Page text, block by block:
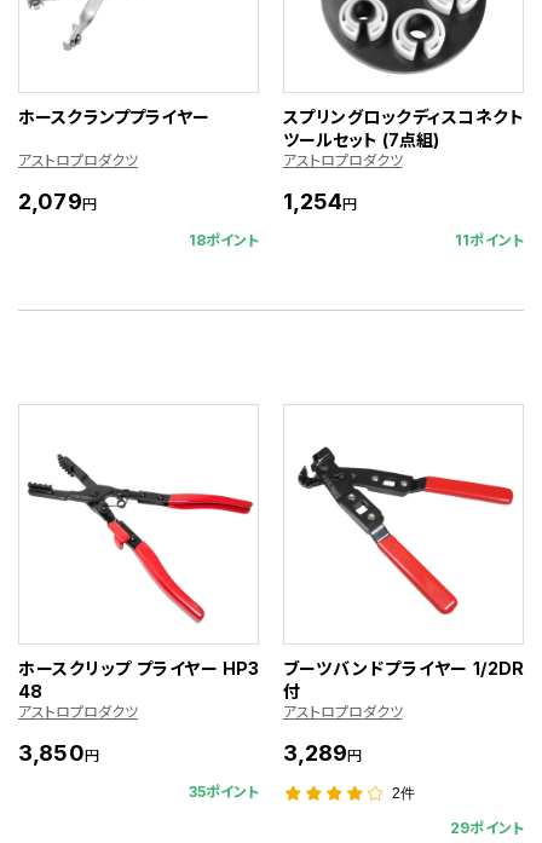
ホースクランププライヤー
アストロプロダクツ
2,079円
18ポイント
スプリングロックディスコネクト
ツールセット (7点組)
アストロプロダクツ
1,254円
11ポイント
ホースクリップ プライヤー HP3
48
アストロプロダクツ
3,850円
35ポイント
ブーツバンドプライヤー 1/2DR
付
アストロプロダクツ
3,289円
2件
29ポイント